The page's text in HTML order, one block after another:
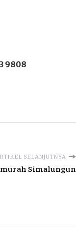
9808
SELANJUTNYA
Simalungun